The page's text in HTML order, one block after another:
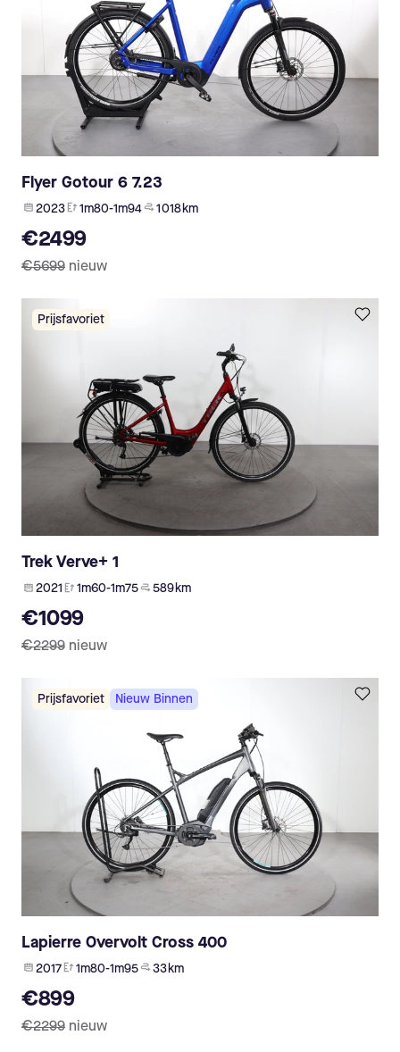
Flyer Gotour 6 7.23
2023 1m80-1m94 1 018 km
€2499
€5699 nieuw
Prijsfavoriet
Trek Verve+ 1
2021 1m60-1m75 589 km
€1099
€2299 nieuw
Prijsfavoriet Nieuw Binnen
Lapierre Overvolt Cross 400
2017 1m80-1m95 33 km
€899
€2299 nieuw